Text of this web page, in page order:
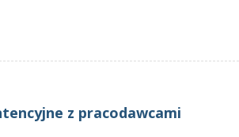
z pracodawcami